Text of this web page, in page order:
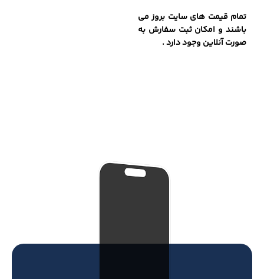
تمام قیمت های سایت بروز می
باشند و امکان ثبت سفارش به
صورت آنلاین وجود دارد .